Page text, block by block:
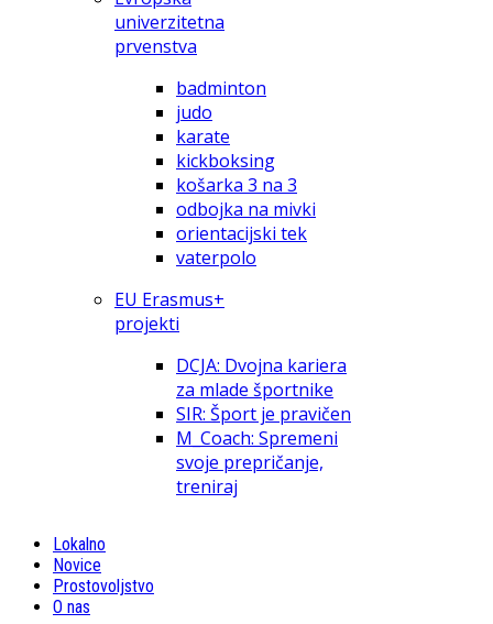
univerzitetna
prvenstva
badminton
judo
karate
kickboksing
košarka 3 na 3
odbojka na mivki
orientacijski tek
vaterpolo
EU Erasmus+
projekti
DCJA: Dvojna kariera
za mlade športnike
SIR: Šport je pravičen
M_Coach: Spremeni
svoje prepričanje,
treniraj
Lokalno
Novice
Prostovoljstvo
O nas